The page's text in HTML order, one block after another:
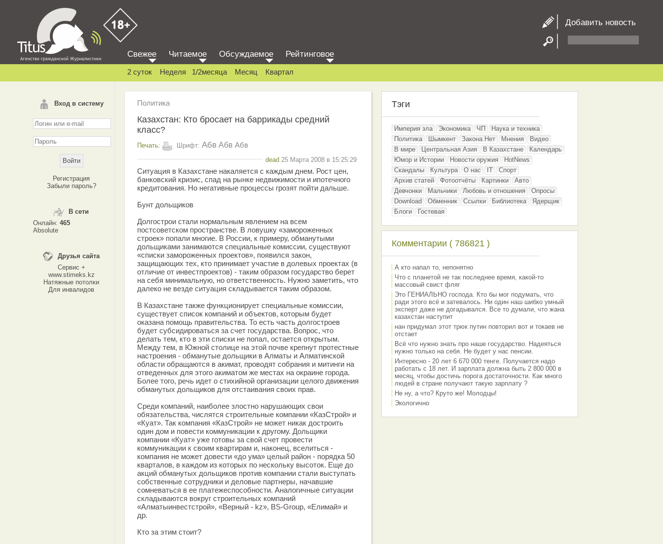
Добавить новость
Вход в систему
Регистрация
Забыли пароль?
В сети
Онлайн: 465
Absolute
Друзья сайта
Сервис +
www.stimeks.kz
Натяжные потолки
Для инвалидов
Свежее Читаемое Обсуждаемое Рейтинговое
2 суток Неделя 1/2месяца Месяц Квартал
Политика
Казахстан: Кто бросает на баррикады средний
класс?
Печать: Шрифт: Абв Абв Абв
dead 25 Марта 2008 в 15:25:29
Ситуация в Казахстане накаляется с каждым днем. Рост цен,
банковский кризис, спад на рынке недвижимости и ипотечного
кредитования. Но негативные процессы грозят пойти дальше.
Бунт дольщиков
Долгострои стали нормальным явлением на всем
постсоветском пространстве. В ловушку «замороженных
строек» попали многие. В России, к примеру, обманутыми
дольщиками занимаются специальные комиссии, существуют
«списки замороженных проектов», появился закон,
защищающих тех, кто принимает участие в долевых проектах (в
отличие от инвестпроектов) - таким образом государство берет
на себя минимальную, но ответственность. Нужно заметить, что
далеко не везде ситуация складывается таким образом.
В Казахстане также функционирует специальные комиссии,
существует список компаний и объектов, которым будет
оказана помощь правительства. То есть часть долгостроев
будет субсидироваться за счет государства. Вопрос, что
делать тем, кто в эти списки не попал, остается открытым.
Между тем, в Южной столице на этой почве крепнут протестные
настроения - обманутые дольщики в Алматы и Алматинской
области обращаются в акимат, проводят собрания и митинги на
отведенных для этого акиматом же местах на окраине города.
Более того, речь идет о стихийной организации целого движения
обманутых дольщиков для отстаивания своих прав.
Среди компаний, наиболее злостно нарушающих свои
обязательства, числятся строительные компании «КазСтрой» и
«Куат». Так компания «КазСтрой» не может никак достроить
один дом и повести коммуникации к другому. Дольщики
компании «Куат» уже готовы за свой счет провести
коммуникации к своим квартирам и, наконец, вселиться -
компания не может довести «до ума» целый район - порядка 50
кварталов, в каждом из которых по нескольку высоток. Еще до
акций обманутых дольщиков против компании стали выступать
собственные сотрудники и деловые партнеры, начавшие
сомневаться в ее платежеспособности. Аналогичные ситуации
складываются вокруг строительных компаний
«Алматыинвестстрой», «Верный - kz», BS-Group, «Елимай» и
др.
Кто за этим стоит?
Тэги
Империя зла Экономика ЧП
Наука и техника
Политика
Шымкент Закона.Нет Мнения
Видео
В мире
Центральная Азия В Казахстане
Календарь
Юмор и Истории
Новости оружия
HotNews
Скандалы
Культура О нас IT
Спорт
Архив статей
Фотоотчёты Картинки
Авто
Девчонки
Мальчики Любовь и отношения
Опросы
Download
Обменник Ссылки Библиотека
Ядерщик
Блоги
Гостевая
Комментарии ( 786821 )
А кто напал то, непонятно
Что с планетой не так последнее время, какой-то
массовый свист фляг
Это ГЕНИАЛЬНО господа. Кто бы мог подумать, что
ради этого всё и затевалось. Ни один наш шибко умный
эксперт даже не догадывался. Все то думали, что жана
казахстан наступит
нан придумал этот трюк путин повторил вот и токаев не
отстает
Всё что нужно знать про наше государство. Надеяться
нужно только на себя. Не будет у нас пенсии.
Интересно - 20 лет 6 670 000 тенге. Получается надо
работать с 18 лет. И зарплата должна быть 2 800 000 в
месяц, чтобы достичь порога достаточности. Как много
людей в стране получают такую зарплату ?
Не ну, а что? Круто же! Молодцы!
Экологично